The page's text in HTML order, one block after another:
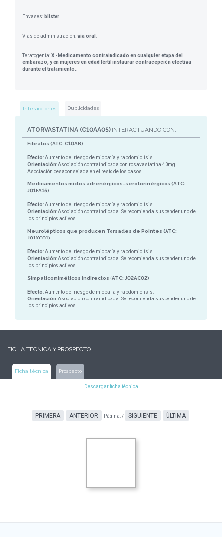
Envases: blister
Vias de administración:vía oral
Teratogenia:X - Medicamento contraindicado en cualquier etapa del
embarazo, y en mujeres en edad fértil instaurar contracepción efectiva
durante el tratamiento.
Interacciones Duplicidades
ATORVASTATINA (C10AA05) INTERACTUANDO CON:
Fibratos (ATC: C10AB)
Efecto: Aumento del riesgo de miopatía y rabdomiolisis.
Orientación: Asociación contraindicada con rosavastatina 40mg.
Asociación desaconsejada en el resto de los casos.
Medicamentos mixtos adrenérgicos-serotorinérgicos (ATC:
J01FA15)
Efecto: Aumento del riesgo de miopatía y rabdomiolisis.
Orientación: Asociación contraindicada. Se recomienda suspender uno de
los principios activos.
Neurolépticos que producen Torsades de Pointes (ATC:
J01XC01)
Efecto: Aumento del riesgo de miopatía y rabdomiolisis.
Orientación: Asociación contraindicada. Se recomienda suspender uno de
los principios activos.
Simpaticomiméticos indirectos (ATC: J02AC02)
Efecto: Aumento del riesgo de miopatía y rabdomiolisis.
Orientación: Asociación contraindicada. Se recomienda suspender uno de
los principios activos.
FICHA TÉCNICA Y PROSPECTO
Ficha técnica Prospecto
Descargar ficha técnica
PRIMERA ANTERIOR Página:/ SIGUIENTE ÚLTIMA